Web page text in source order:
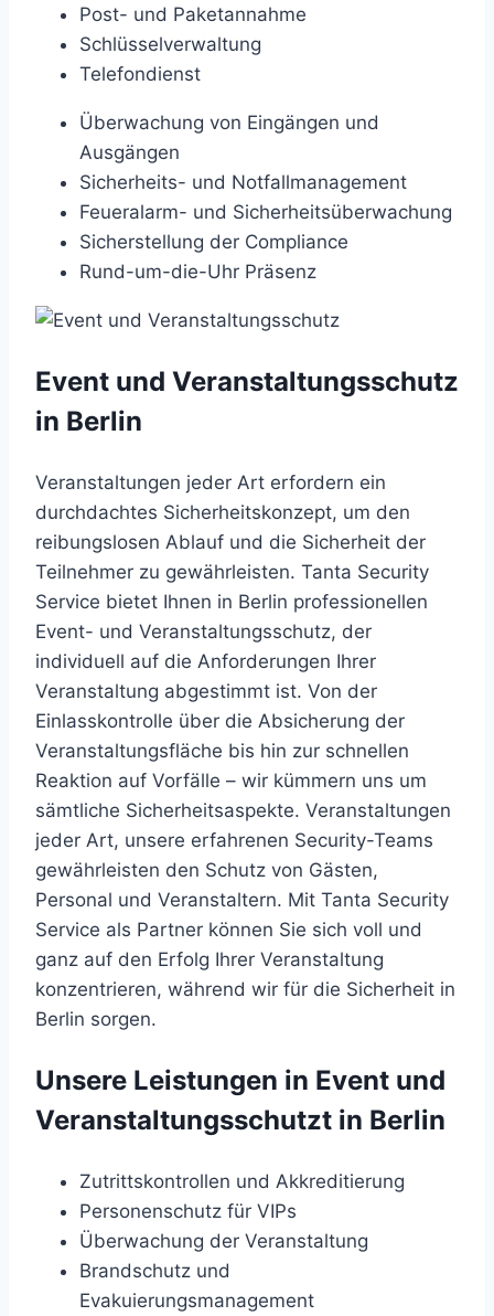
Post- und Paketannahme
Schlüsselverwaltung
Telefondienst
Überwachung von Eingängen und
Ausgängen
Sicherheits- und Notfallmanagement
Feueralarm- und Sicherheitsüberwachung
Sicherstellung der Compliance
Rund-um-die-Uhr Präsenz
Event und Veranstaltungsschutz
in Berlin
Veranstaltungen jeder Art erfordern ein
durchdachtes Sicherheitskonzept, um den
reibungslosen Ablauf und die Sicherheit der
Teilnehmer zu gewährleisten. Tanta Security
Service bietet Ihnen in Berlin professionellen
Event- und Veranstaltungsschutz, der
individuell auf die Anforderungen Ihrer
Veranstaltung abgestimmt ist. Von der
Einlasskontrolle über die Absicherung der
Veranstaltungsfläche bis hin zur schnellen
Reaktion auf Vorfälle – wir kümmern uns um
sämtliche Sicherheitsaspekte. Veranstaltungen
jeder Art, unsere erfahrenen Security-Teams
gewährleisten den Schutz von Gästen,
Personal und Veranstaltern. Mit Tanta Security
Service als Partner können Sie sich voll und
ganz auf den Erfolg Ihrer Veranstaltung
konzentrieren, während wir für die Sicherheit in
Berlin sorgen.
Unsere Leistungen in Event und
Veranstaltungsschutzt in Berlin
Zutrittskontrollen und Akkreditierung
Personenschutz für VIPs
Überwachung der Veranstaltung
Brandschutz und
Evakuierungsmanagement